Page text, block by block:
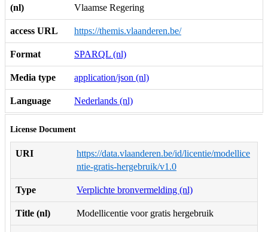
(nl)
Vlaamse Regering
access URL https://themis.vlaanderen.be/
Format SPARQL (nl)
Media type application/json (nl)
Language Nederlands (nl)
License Document
URI
https://data.vlaanderen.be/id/licentie/modellice
ntie-gratis-hergebruik/v1.0
Type Verplichte bronvermelding (nl)
Title (nl) Modellicentie voor gratis hergebruik